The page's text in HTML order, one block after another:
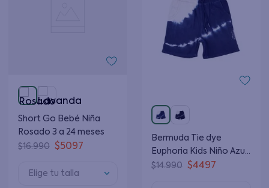
Short Go Bebé Niña
Rosado 3 a 24 meses
$16.990 $5097
Elige tu talla
Bermuda Tie dye
Euphoria Kids Niño Azul
2 a 6 años
$14.990 $4497